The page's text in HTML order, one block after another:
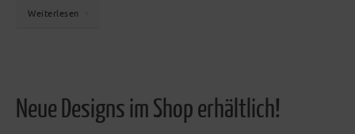
Weiterlesen
Neue Designs im Shop erhältlich!